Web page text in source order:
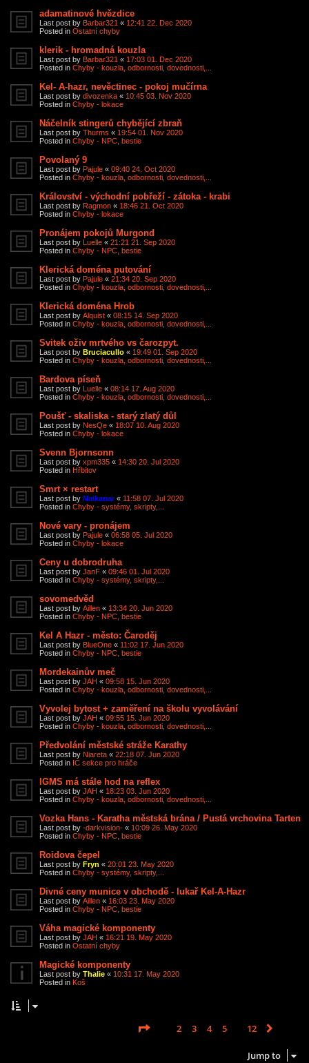
adamatinové hvězdice
Last post by Barbar321 « 12:41 22. Dec 2020
Posted in Ostatní chyby
klerik - hromadná kouzla
Last post by Barbar321 « 17:03 01. Dec 2020
Posted in Chyby - kouzla, odbornosti, dovednosti,...
Kel- A-hazr, nevěctinec - pokoj mučírna
Last post by divozenka « 10:45 03. Nov 2020
Posted in Chyby - lokace
Náčelník stingerů chybějící zbraň
Last post by Thurms « 19:54 01. Nov 2020
Posted in Chyby - NPC, bestie
Povolaný 9
Last post by Pajule « 09:40 24. Oct 2020
Posted in Chyby - kouzla, odbornosti, dovednosti,...
Království - východní pobřeží - zátoka - krabi
Last post by Ragmon « 18:46 21. Oct 2020
Posted in Chyby - lokace
Pronájem pokojů Murgond
Last post by Luelle « 21:21 21. Sep 2020
Posted in Chyby - NPC, bestie
Klerická doména putování
Last post by Pajule « 21:34 20. Sep 2020
Posted in Chyby - kouzla, odbornosti, dovednosti,...
Klerická doména Hrob
Last post by Alquist « 08:15 14. Sep 2020
Posted in Chyby - kouzla, odbornosti, dovednosti,...
Svitek oživ mrtvého vs čarozpyt.
Last post by Bruciacullo « 19:49 01. Sep 2020
Posted in Chyby - kouzla, odbornosti, dovednosti,...
Bardova píseň
Last post by Luelle « 08:14 17. Aug 2020
Posted in Chyby - kouzla, odbornosti, dovednosti,...
Poušť - skaliska - starý zlatý důl
Last post by NesQe « 18:07 10. Aug 2020
Posted in Chyby - lokace
Svenn Bjornsonn
Last post by xpm335 « 14:30 20. Jul 2020
Posted in Hřbitov
Smrt × restart
Last post by Nalkanar« 11:58 07. Jul 2020
Posted in Chyby - systémy, skripty,...
Nové vary - pronájem
Last post by Pajule « 06:58 05. Jul 2020
Posted in Chyby - lokace
Ceny u dobrodruha
Last post by JanF « 09:46 01. Jul 2020
Posted in Chyby - systémy, skripty,...
sovomedvěd
Last post by Aillen « 13:34 20. Jun 2020
Posted in Chyby - NPC, bestie
Kel A Hazr - město: Čaroděj
Last post by BlueOne « 11:02 17. Jun 2020
Posted in Chyby - NPC, bestie
Mordekainův meč
Last post by JAH « 09:58 15. Jun 2020
Posted in Chyby - kouzla, odbornosti, dovednosti,...
Vyvolej bytost + zaměření na školu vyvolávání
Last post by JAH « 09:55 15. Jun 2020
Posted in Chyby - kouzla, odbornosti, dovednosti,...
Předvolání městské stráže Karathy
Last post by Niareta « 22:18 07. Jun 2020
Posted in IC sekce pro hráče
IGMS má stále hod na reflex
Last post by JAH « 18:23 03. Jun 2020
Posted in Chyby - kouzla, odbornosti, dovednosti,...
Vozka Hans - Karatha městská brána / Pustá vrchovina Tarten
Last post by -darkvision- « 10:09 26. May 2020
Posted in Chyby - NPC, bestie
Roidova čepel
Last post by Fryn « 20:01 23. May 2020
Posted in Chyby - systémy, skripty,...
Divné ceny munice v obchodě - lukař Kel-A-Hazr
Last post by Aillen « 16:03 23. May 2020
Posted in Chyby - NPC, bestie
Váha magické komponenty
Last post by JAH « 16:21 19. May 2020
Posted in Ostatní chyby
Magické komponenty
Last post by Thalie « 10:31 17. May 2020
Posted in Koš
Page 1of 12
2 3 4 5 12
Jump to